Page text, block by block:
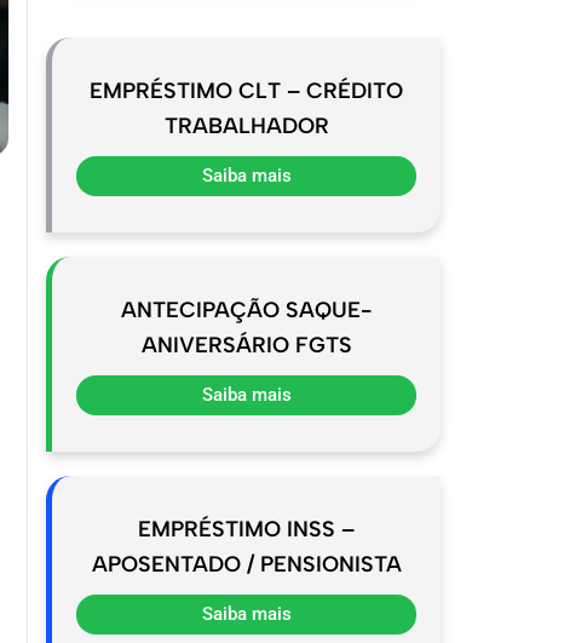
EMPRÉSTIMO CLT – CRÉDITO
TRABALHADOR
Saiba mais
ANTECIPAÇÃO SAQUE-
ANIVERSÁRIO FGTS
Saiba mais
EMPRÉSTIMO INSS –
APOSENTADO / PENSIONISTA
Saiba mais